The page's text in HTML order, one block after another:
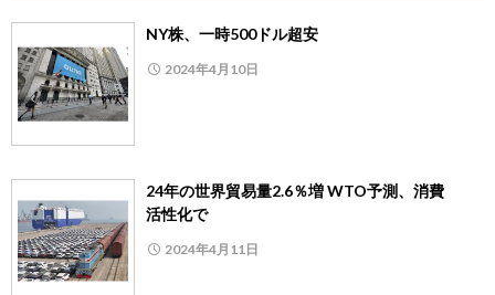
NY株、一時500ドル超安
2024年4月10日
24年の世界貿易量2.6％増 WTO予測、消費
活性化で
2024年4月11日